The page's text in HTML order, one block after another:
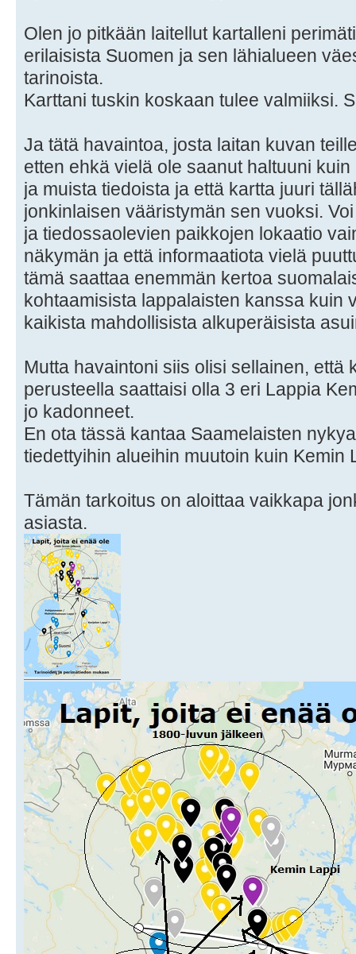
Olen jo pitkään laitellut kartalleni
erilaisista Suomen ja sen lähialueen
tarinoista.
Karttani tuskin koskaan tulee valmiiksi.
Ja tätä havaintoa, josta laitan kuvan
etten ehkä vielä ole saanut haltuuni
ja muista tiedoista ja että kartta juuri
jonkinlaisen vääristymän sen vuoksi.
ja tiedossaolevien paikkojen lokaatio
näkymän ja että informaatiota vielä
tämä saattaa enemmän kertoa
kohtaamisista lappalaisten kanssa kuin
kaikista mahdollisista alkuperäisista
Mutta havaintoni siis olisi sellainen, että
perusteella saattaisi olla 3 eri Lappia
jo kadonneet.
En ota tässä kantaa Saamelaisten
tiedettyihin alueihin muutoin kuin Kemin
Tämän tarkoitus on aloittaa vaikkapa
asiasta.